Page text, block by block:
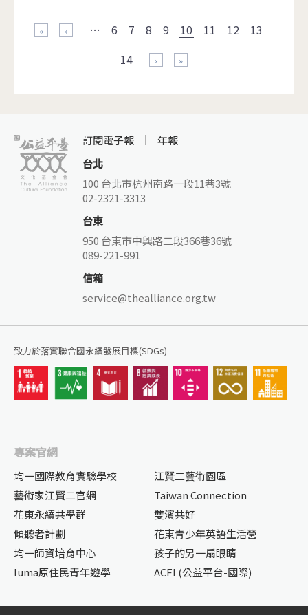
… 6 7 8 9 10 11 12
13
14
訂閱電子報
年報
台北
100 台北市杭州南路一段11巷3號
02-2321-3313
台東
950 台東市中興路二段366巷36號
089-221-991
信箱
service@thealliance.org.tw
致力於落實聯合國永續發展目標(SDGs)
專案官網
均一國際教育實驗學校
江賢二藝術園區
藝術家江賢二官網
Taiwan Connection
花東永續共學群
雙濱共好
傾聽者計劃
花東青少年英語生活營
均一師資培育中心
孩子的另一扇眼睛
luma原住民青年遊學
ACFI (公益平台-國際)